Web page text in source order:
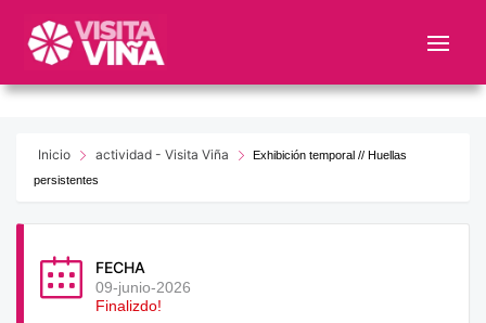
este
web
sistemaInicio actividad - Visita Viña
Exhibición temporal // Huellas
persistentes
FECHA
09-junio-2026
Finalizdo!